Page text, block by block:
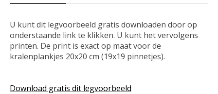
U kunt dit legvoorbeeld gratis downloaden door op
onderstaande link te klikken. U kunt het vervolgens
printen. De print is exact op maat voor de
kralenplankjes 20x20 cm (19x19 pinnetjes).
Download gratis dit legvoorbeeld